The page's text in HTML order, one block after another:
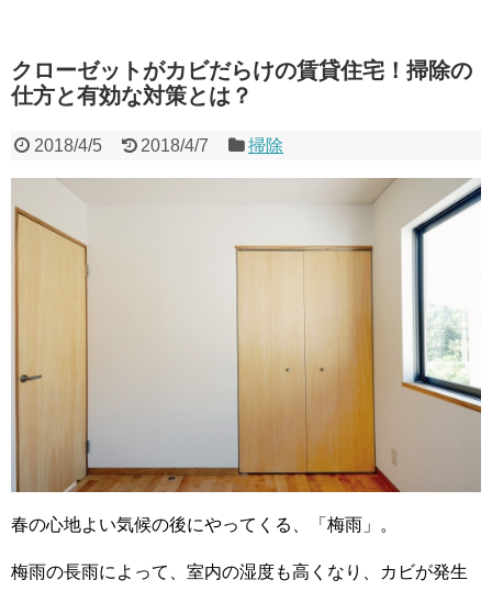
クローゼットがカビだらけの賃貸住宅！掃除の
仕方と有効な対策とは？
2018/4/5 2018/4/7 掃除
春の心地よい気候の後にやってくる、「梅雨」。
梅雨の長雨によって、室内の湿度も高くなり、カビが発生